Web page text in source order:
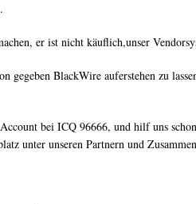
er ist nicht käuflich,unser
BlackWire auferstehen zu
bei ICQ 96666, und hilf uns
unter unseren Partnern und